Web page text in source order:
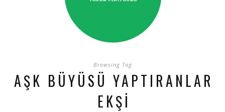
Browsing Tag
AŞK BÜYÜSÜ YAPTIRANLAR
EKŞI